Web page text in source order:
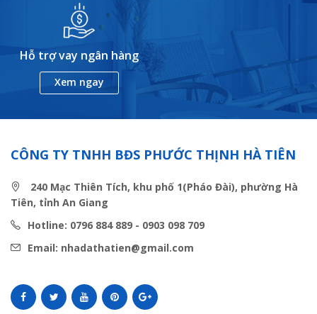
Hỗ trợ vay ngân hàng
Xem ngay
CÔNG TY TNHH BĐS PHƯỚC THỊNH HÀ TIÊN
240 Mạc Thiên Tích, khu phố 1(Pháo Đài), phường Hà
Tiên, tỉnh An Giang
Hotline: 0796 884 889 - 0903 098 709
Email: nhadathatien@gmail.com